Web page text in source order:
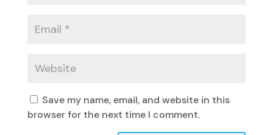
Save my name, email, and website in this
browser for the next time I comment.